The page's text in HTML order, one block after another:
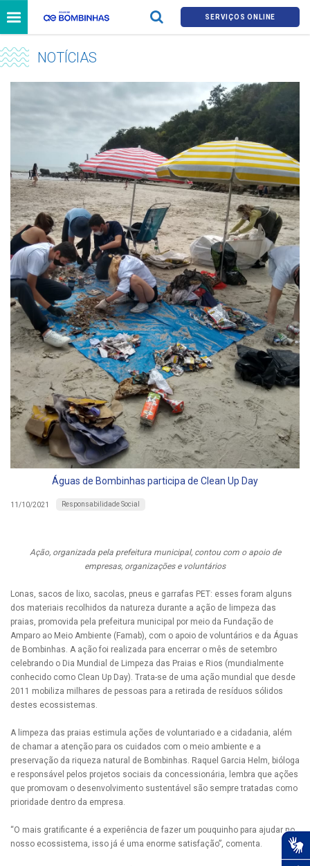
SERVIÇOS ONLINE
NOTÍCIAS
Águas de Bombinhas participa de Clean Up Day
11/10/2021 Responsabilidade Social
Ação, organizada pela prefeitura municipal, contou com o apoio de
empresas, organizações e voluntários
Lonas, sacos de lixo, sacolas, pneus e garrafas PET: esses foram alguns
dos materiais recolhidos da natureza durante a ação de limpeza das
praias, promovida pela prefeitura municipal por meio da Fundação de
Amparo ao Meio Ambiente (Famab), com o apoio de voluntários e da Águas
de Bombinhas. A ação foi realizada para encerrar o mês de setembro
celebrando o Dia Mundial de Limpeza das Praias e Rios (mundialmente
conhecido como Clean Up Day). Trata-se de uma ação mundial que desde
2011 mobiliza milhares de pessoas para a retirada de resíduos sólidos
destes ecossistemas.
A limpeza das praias estimula ações de voluntariado e a cidadania, além
de chamar a atenção para os cuidados com o meio ambiente e a
preservação da riqueza natural de Bombinhas. Raquel Garcia Helm, bióloga
e responsável pelos projetos sociais da concessionária, lembra que ações
que promovam o desenvolvimento sustentável são sempre tratadas como
prioridade dentro da empresa.
“O mais gratificante é a experiência de fazer um pouquinho para ajudar no
nosso ecossistema, isso já é uma enorme satisfação”, comenta.